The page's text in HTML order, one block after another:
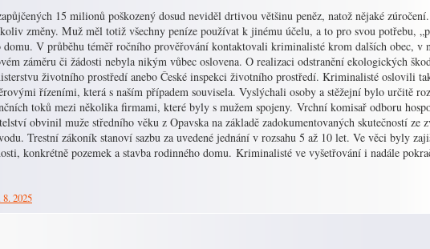
15 milionů poškozený dosud neviděl drtivou většinu peněz, natož nějaké
změny. Muž měl totiž všechny peníze používat k jinému účelu, a to pro svou potřebu,
domu. V průběhu téměř ročního prověřování kontaktovali kriminalisté krom dalších obec, v
záměru či žádosti nebyla nikým vůbec oslovena. O realizaci odstranění ekologických
životního prostředí anebo České inspekci životního prostředí. Kriminalisté oslovili
řízeními, která s naším případem souvisela. Vyslýchali osoby a stěžejní bylo určitě
toků mezi několika firmami, které byly s mužem spojeny. Vrchní komisař odboru
obvinil muže středního věku z Opavska na základě zadokumentovaných skutečností ze
Trestní zákoník stanoví sazbu za uvedené jednání v rozsahu 5 až 10 let. Ve věci byly
konkrétně pozemek a stavba rodinného domu. Kriminalisté ve vyšetřování i nadále
8. 2025